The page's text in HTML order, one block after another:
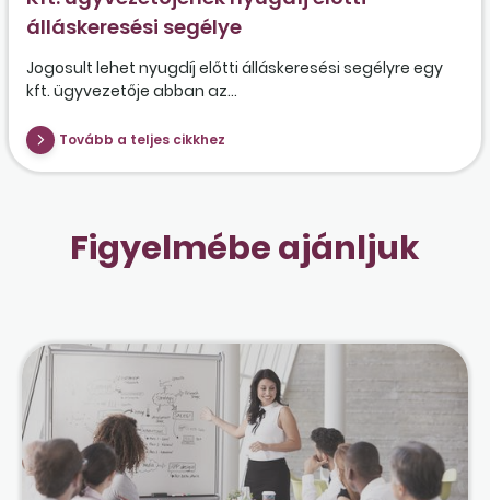
álláskeresési segélye
Jogosult lehet nyugdíj előtti álláskeresési segélyre egy
kft. ügyvezetője abban az...
Tovább a teljes cikkhez
Figyelmébe ajánljuk